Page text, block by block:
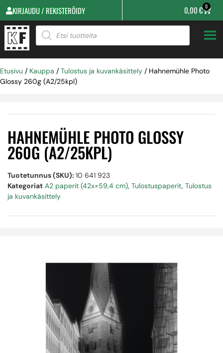
KIRJAUDU / REKISTERÖIDY 0,00€ 0
Etusivu / Kauppa / Tulostus ja kuvankäsittely / Hahnemühle Photo
Glossy 260g (A2/25kpl)
HAHNEMÜHLE PHOTO GLOSSY
260G (A2/25KPL)
Tuotetunnus (SKU): 10 641 923
Kategoriat A2 paperit (42x×59,4 cm), Tulostuspaperit, Tulostus
ja kuvankäsittely